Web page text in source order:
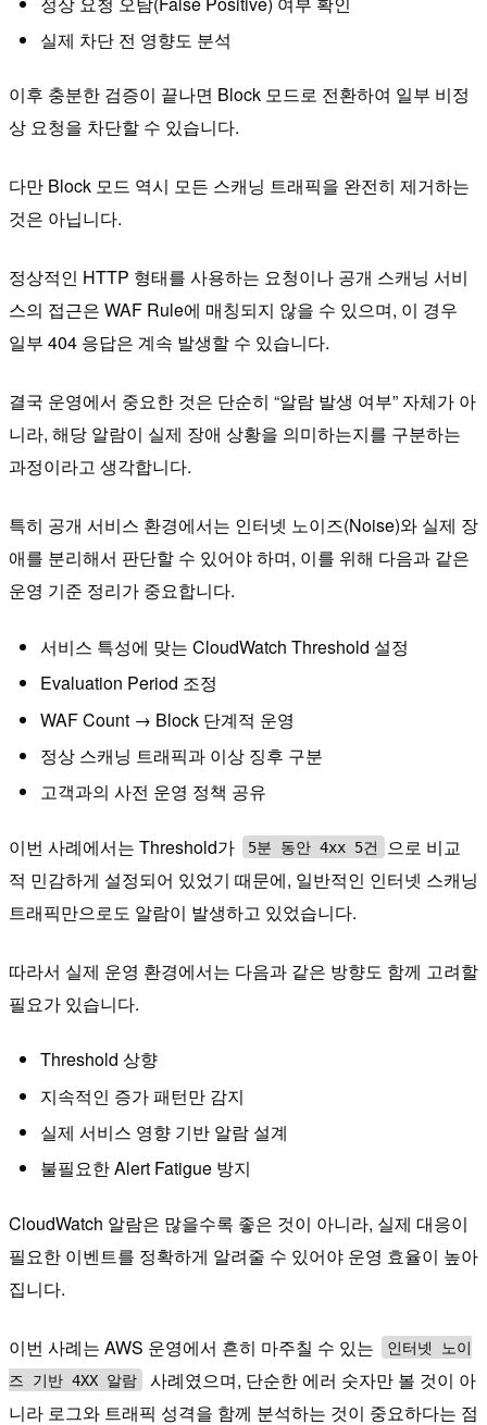
실제 차단 전 영향도 분석
이후 충분한 검증이 끝나면 Block 모드로 전환하여 일부 비정
상 요청을 차단할 수 있습니다.
다만 Block 모드 역시 모든 스캐닝 트래픽을 완전히 제거하는
것은 아닙니다.
정상적인 HTTP 형태를 사용하는 요청이나 공개 스캐닝 서비
스의 접근은 WAF Rule에 매칭되지 않을 수 있으며, 이 경우
일부 404 응답은 계속 발생할 수 있습니다.
결국 운영에서 중요한 것은 단순히 “알람 발생 여부” 자체가 아
니라, 해당 알람이 실제 장애 상황을 의미하는지를 구분하는
과정이라고 생각합니다.
특히 공개 서비스 환경에서는 인터넷 노이즈(Noise)와 실제 장
애를 분리해서 판단할 수 있어야 하며, 이를 위해 다음과 같은
운영 기준 정리가 중요합니다.
서비스 특성에 맞는 CloudWatch Threshold 설정
Evaluation Period 조정
WAF Count → Block 단계적 운영
정상 스캐닝 트래픽과 이상 징후 구분
고객과의 사전 운영 정책 공유
이번 사례에서는 Threshold가 5분 동안 4xx 5건
으로 비교
적 민감하게 설정되어 있었기 때문에, 일반적인 인터넷 스캐닝
트래픽만으로도 알람이 발생하고 있었습니다.
따라서 실제 운영 환경에서는 다음과 같은 방향도 함께 고려할
필요가 있습니다.
Threshold 상향
지속적인 증가 패턴만 감지
실제 서비스 영향 기반 알람 설계
불필요한 Alert Fatigue 방지
CloudWatch 알람은 많을수록 좋은 것이 아니라, 실제 대응이
필요한 이벤트를 정확하게 알려줄 수 있어야 운영 효율이 높아
집니다.
이번 사례는 AWS 운영에서 흔히 마주칠 수 있는
인터넷 노이
즈 기반 4XX 알람
사례였으며, 단순한 에러 숫자만 볼 것이 아
니라 로그와 트래픽 성격을 함께 분석하는 것이 중요하다는 점